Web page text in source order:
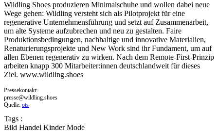
Wildling Shoes produzieren Minimalschuhe und wollen dabei neue
Wege gehen: Wildling versteht sich als Pilotprojekt für eine
regenerative Unternehmensführung und setzt auf Zusammenarbeit,
um alte Systeme aufzubrechen und neu zu gestalten. Faire
Produktionsbedingungen, nachhaltige und innovative Materialien,
Renaturierungsprojekte und New Work sind ihr Fundament, um auf
allen Ebenen regenerativ zu wirken. Nach dem Remote-First-Prinzip
arbeiten knapp 300 Mitarbeiter:innen deutschlandweit für dieses
Ziel. www.wildling.shoes
Pressekontakt:
presse@wildling.shoes
Quelle: ots
Tags :
Bild Handel KinderMode